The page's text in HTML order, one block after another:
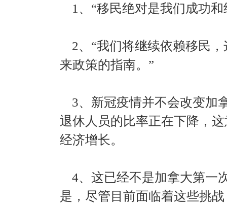
1、“移民绝对是我们成功和
2、“我们将继续依赖移民
来政策的指南。”
3、新冠疫情并不会改变加
退休人员的比率正在下降，
经济增长。
4、这已经不是加拿大第一
是，尽管目前面临着这些挑